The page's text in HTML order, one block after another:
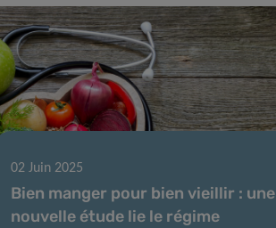
02 Juin 2025
Bien manger pour bien vieillir : une
nouvelle étude lie le régime